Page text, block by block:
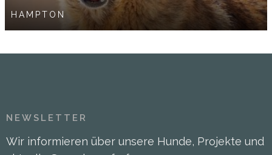
HAMPTON
NEWSLETTER
Wir informieren über unsere Hunde, Projekte und